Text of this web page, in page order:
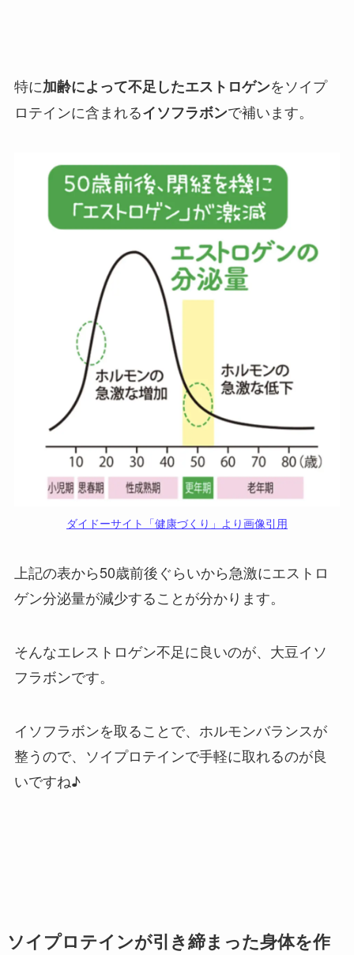
特に加齢によって不足したエストロゲンをソイプ
ロテインに含まれるイソフラボンで補います。
ダイドーサイト「健康づくり」より画像引用
上記の表から50歳前後ぐらいから急激にエストロ
ゲン分泌量が減少することが分かります。
そんなエレストロゲン不足に良いのが、大豆イソ
フラボンです。
イソフラボンを取ることで、ホルモンバランスが
整うので、ソイプロテインで手軽に取れるのが良
いですね♪
ソイプロテインが引き締まった身体を作